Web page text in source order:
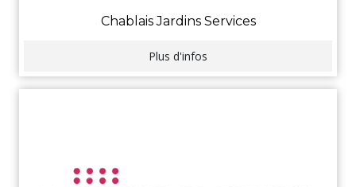
Chablais Jardins Services
Plus d'infos